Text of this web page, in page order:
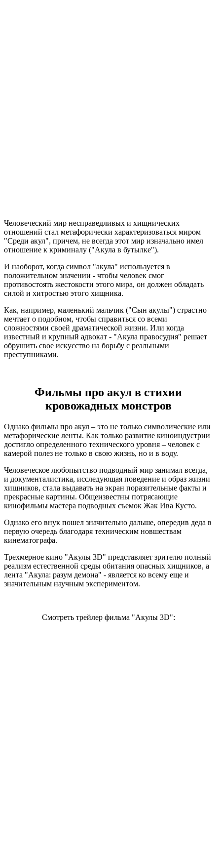
Человеческий мир несправедливых и хищнических
отношений стал метафорически характеризоваться миром
"Среди акул", причем, не всегда этот мир изначально имел
отношение к криминалу ("Акула в бутылке").
И наоборот, когда символ "акула" используется в
положительном значении - чтобы человек смог
противостоять жестокости этого мира, он должен обладать
силой и хитростью этого хищника.
Как, например, маленький мальчик ("Сын акулы") страстно
мечтает о подобном, чтобы справиться со всеми
сложностями своей драматической жизни. Или когда
известный и крупный адвокат - "Акула правосудия" решает
обрушить свое искусство на борьбу с реальными
преступниками.
Фильмы про акул в стихии
кровожадных монстров
Однако фильмы про акул – это не только символические или
метафорические ленты. Как только развитие киноиндустрии
достигло определенного технического уровня – человек с
камерой полез не только в свою жизнь, но и в воду.
Человеческое любопытство подводный мир занимал всегда,
и документалистика, исследующая поведение и образ жизни
хищников, стала выдавать на экран поразительные факты и
прекрасные картины. Общеизвестны потрясающие
кинофильмы мастера подводных съемок Жак Ива Кусто.
Однако его внук пошел значительно дальше, опередив деда в
первую очередь благодаря техническим новшествам
кинематографа.
Трехмерное кино "Акулы 3D" представляет зрителю полный
реализм естественной среды обитания опасных хищников, а
лента "Акула: разум демона" - является ко всему еще и
значительным научным экспериментом.
Смотреть трейлер фильма "Акулы 3D":